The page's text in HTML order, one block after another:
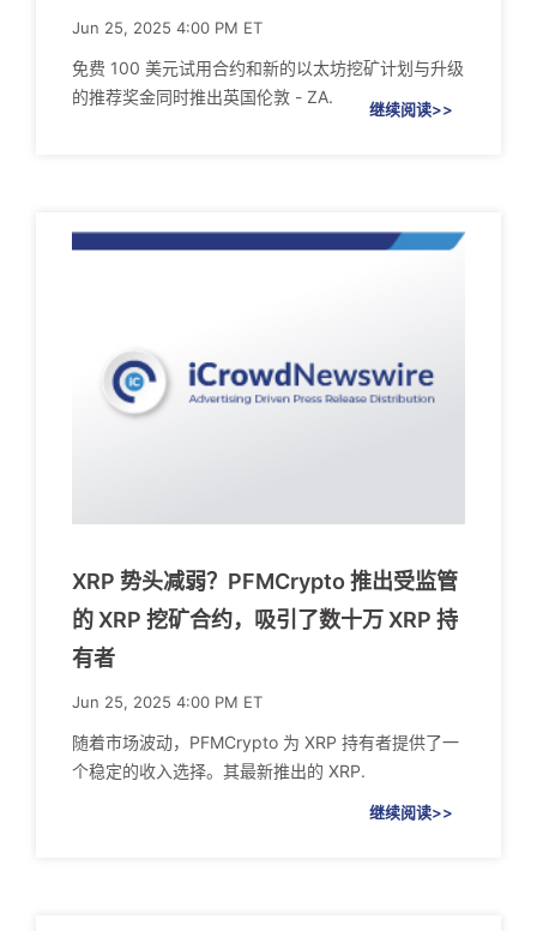
Jun 25, 2025 4:00 PM ET
免费 100 美元试用合约和新的以太坊挖矿计划与升级
的推荐奖金同时推出英国伦敦 - ZA.
继续阅读>>
XRP 势头减弱？PFMCrypto 推出受监管
的 XRP 挖矿合约，吸引了数十万 XRP 持
有者
Jun 25, 2025 4:00 PM ET
随着市场波动，PFMCrypto 为 XRP 持有者提供了一
个稳定的收入选择。其最新推出的 XRP.
继续阅读>>